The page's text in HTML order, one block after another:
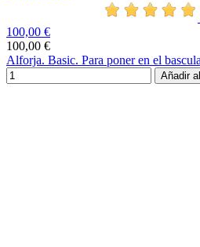
100,00 €
100,00 €
Alforja. Basic. Para poner en el
Añadir